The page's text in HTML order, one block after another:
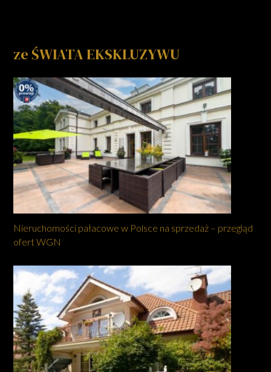
ze ŚWIATA EKSKLUZYWU
Nieruchomości pałacowe w Polsce na sprzedaż – przegląd
ofert WGN